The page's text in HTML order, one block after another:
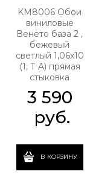
KM8006 Обои
виниловые
Венето база 2 ,
бежевый
светлый 1,06х10
(1, Т A) прямая
стыковка
3 590
руб.
В КОРЗИНУ